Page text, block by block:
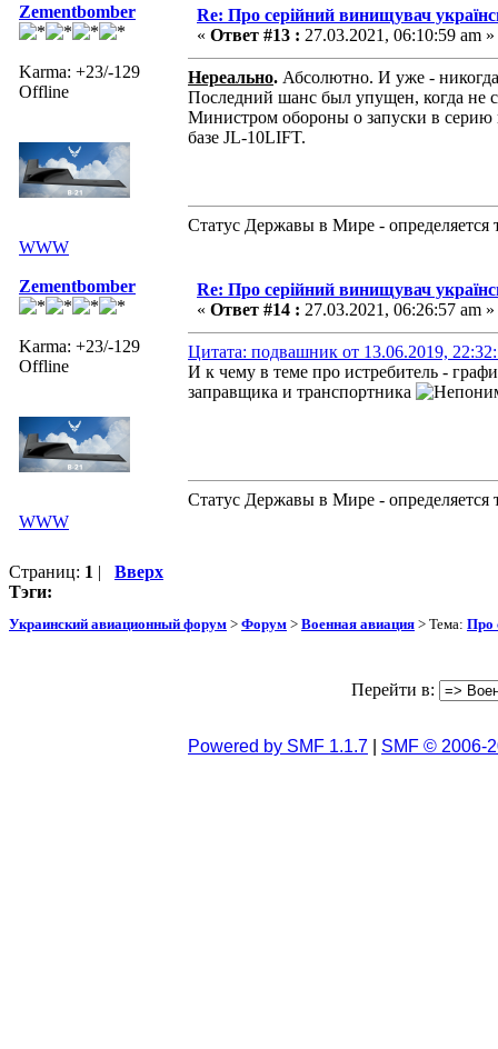
Zementbomber
Karma: +23/-129
Offline
WWW
Re: Про серійний винищувач
« Ответ #13 : 27.03.2021, 06:10:59 am »
Нереально. Абсолютно. И уже -
Последний шанс был упущен, когда не
Министром обороны о запуски в
базе JL-10LIFT.
Статус Державы в Мире - определяется
Zementbomber
Karma: +23/-129
Offline
WWW
Re: Про серійний винищувач
« Ответ #14 : 27.03.2021, 06:26:57 am »
Цитата: подвашник от 13.06.2019,
И к чему в теме про истребитель -
заправщика и транспортника
Статус Державы в Мире - определяется
Страниц: 1 | Вверх
Тэги:
Украинский авиационный форум > Форум > Военная авиация > Тема: Про
Перейти в:
Powered by SMF 1.1.7 SMF © 2006-